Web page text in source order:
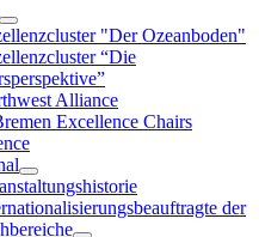
"Der Ozeanboden"
“Die
Alliance
Excellence Chairs
der